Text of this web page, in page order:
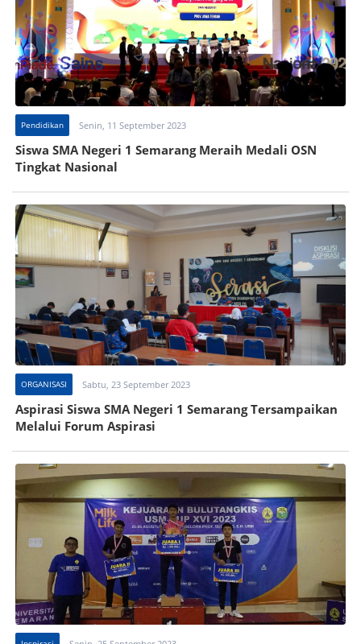
Pendidikan Senin, 11 September 2023
Siswa SMA Negeri 1 Semarang Meraih Medali OSN
Tingkat Nasional
ORGANISASI Sabtu, 23 September 2023
Aspirasi Siswa SMA Negeri 1 Semarang Tersampaikan
Melalui Forum Aspirasi